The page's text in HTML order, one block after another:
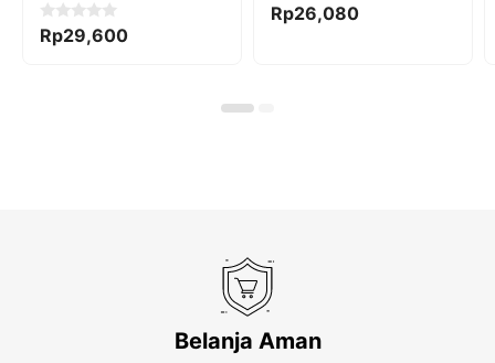
0
o
Rp29,600
0
o
Rp26,080
Belanja Aman